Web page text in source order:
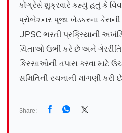
કોંગ્રેસે શુક્રવારે કહ્યું હતું કે
પ્રોબેશનર પૂજા ખેડકરના
UPSC ભરતી પ્રક્રિયાની
ચિંતાઓ ઉભી કરે છે અને
કિસ્સાઓની તપાસ કરવા માટે
સમિતિની રચનાની માંગણી કરી
Share: